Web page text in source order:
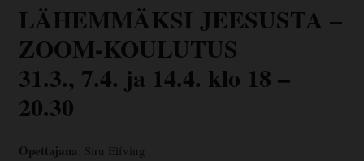
LÄHEMMÄKSI JEESUSTA –
ZOOM-KOULUTUS
31.3., 7.4. ja 14.4. klo 18 –
20.30
Opettajana : Siru Elfving